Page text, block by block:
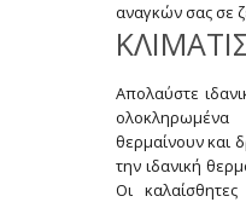
αναγκών σας σε
Απολαύστε
θερμαίνουν και
την ιδανική
Οι